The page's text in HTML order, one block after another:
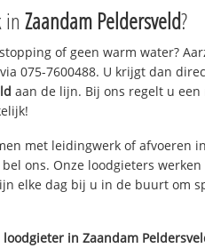
in Zaandam Peldersveld?
of geen warm water?
075-7600488. U krijgt dan
aan de lijn. Bij ons regelt u
met leidingwerk of afvoeren in
ons. Onze loodgieters
elke dag bij u in de buurt om
in Zaandam